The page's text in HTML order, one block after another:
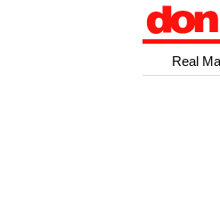
Real